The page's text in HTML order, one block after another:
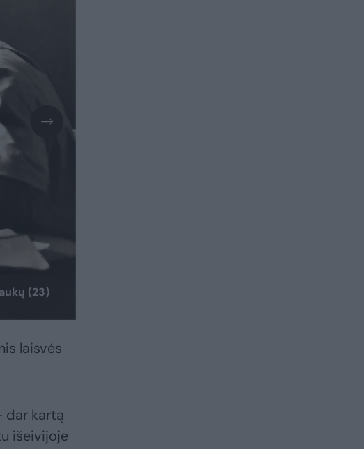
(23)
laisvės
dar kartą
išeivijoje